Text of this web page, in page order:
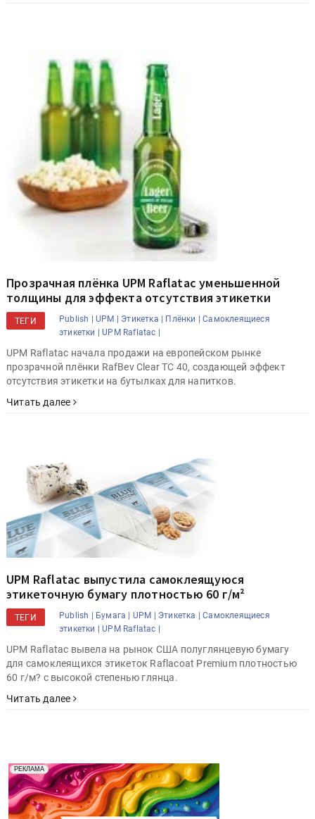
Прозрачная плёнка UPM Raflatac уменьшенной
толщины для эффекта отсутствия этикетки
ТЕГИ Publish | UPM | Этикетка | Плёнки |
Самоклеящиеся
этикетки |
UPM Raflatac |
UPM Raflatac начала продажи на европейском рынке
прозрачной плёнки RafBev Clear TC 40, создающей эффект
отсутствия этикетки на бутылках для напитков.
Читать далее
UPM Raflatac выпустила самоклеящуюся
этикеточную бумагу плотностью 60 г/м²
ТЕГИ Publish | Бумага | UPM | Этикетка |
Самоклеящиеся
этикетки |
UPM Raflatac |
UPM Raflatac вывела на рынок США полуглянцевую бумагу
для самоклеящихся этикеток Raflacoat Premium плотностью
60 г/м? с высокой степенью глянца.
Читать далее
РЕКЛАМА
Реклама. Рекламодатель ООО "Передовые Системы
Печати" erid: 2SDnjd2d4Qz